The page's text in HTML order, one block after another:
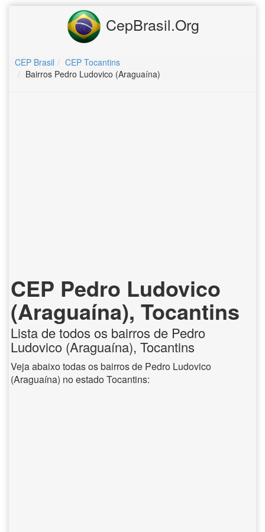
CepBrasil.Org
CEP Brasil
CEP Tocantins
Bairros Pedro Ludovico (Araguaína)
CEP Pedro Ludovico
(Araguaína), Tocantins
Lista de todos os bairros de Pedro
Ludovico (Araguaína), Tocantins
Veja abaixo todas os bairros de Pedro Ludovico
(Araguaína) no estado Tocantins: